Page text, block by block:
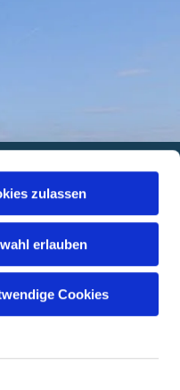
zulassen
erlauben
Cookies